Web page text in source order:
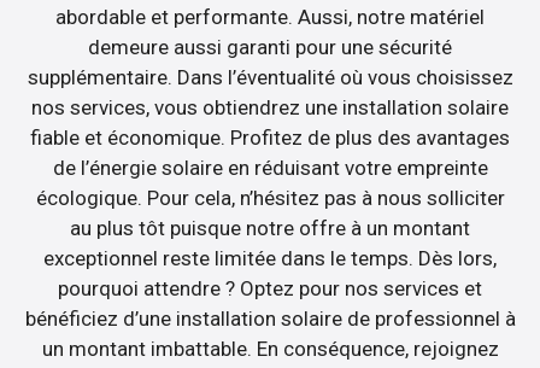
abordable et performante. Aussi, notre matériel
demeure aussi garanti pour une sécurité
supplémentaire. Dans l’éventualité où vous choisissez
nos services, vous obtiendrez une installation solaire
fiable et économique. Profitez de plus des avantages
de l’énergie solaire en réduisant votre empreinte
écologique. Pour cela, n’hésitez pas à nous solliciter
au plus tôt puisque notre offre à un montant
exceptionnel reste limitée dans le temps. Dès lors,
pourquoi attendre ? Optez pour nos services et
bénéficiez d’une installation solaire de professionnel à
un montant imbattable. En conséquence, rejoignez